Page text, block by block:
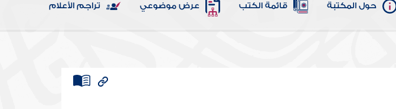
حول المكتبة قائمة الكتب عرض موضوعي تراجم الأعلام